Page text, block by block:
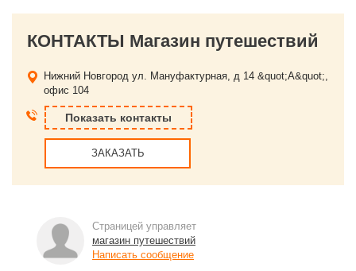
КОНТАКТЫ Магазин путешествий
Нижний Новгород ул. Мануфактурная, д 14 &quot;А&quot;,
офис 104
Показать контакты
ЗАКАЗАТЬ
Страницей управляет
магазин путешествий
Написать сообщение